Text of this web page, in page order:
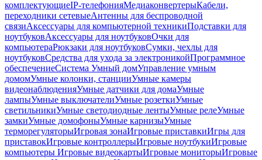
комплектующиеIP-телефонияМедиаконвертерыКабели,
переходники сетевыеАнтенны для беспроводной
связиАксессуары для компьютерной техникиПодставки для
ноутбуковАксессуары для ноутбуковОчки для
компьютераРюкзаки для ноутбуковСумки, чехлы для
ноутбуковСредства для ухода за электроникойПрограммное
обеспечениеСистема Умный домУправление умным
домомУмные колонки, станцииУмные камеры
видеонаблюденияУмные датчики для домаУмные
лампыУмные выключателиУмные розеткиУмные
светильникиУмные светодиодные лентыУмные релеУмные
замкиУмные домофоныУмные карнизыУмные
терморегуляторыИгровая зонаИгровые приставкиИгры для
приставокИгровые контроллерыИгровые ноутбукиИгровые
компьютеры Игровые видеокартыИгровые мониторыИгровые